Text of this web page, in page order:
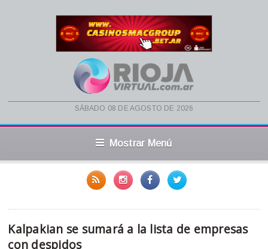
sábado 08 de agosto de 2026
Mostrar Menú
Kalpakian se sumará a la lista de empresas
con despidos